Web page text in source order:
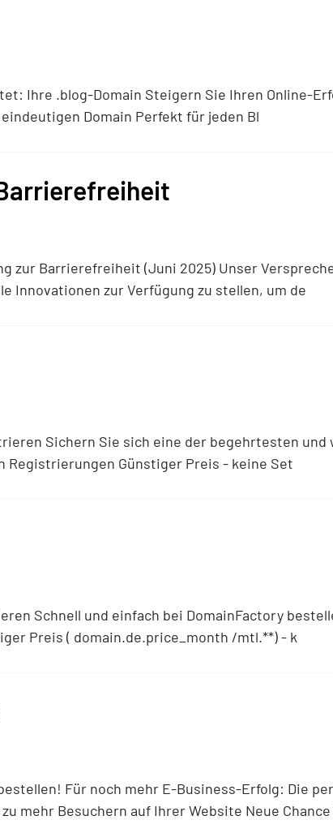
Ihre .blog-Domain Steigern Sie Ihren Online-
Domain Perfekt für jeden Bl
zur Barrierefreiheit (Juni 2025) Unser
Innovationen zur Verfügung zu stellen, um de
Sichern Sie sich eine der begehrtesten
Registrierungen Günstiger Preis - keine Set
Schnell und einfach bei DomainFactory
Preis ( domain.de.price_month /mtl.**) - k
Für noch mehr E-Business-Erfolg: Die
mehr Besuchern auf Ihrer Website Neue